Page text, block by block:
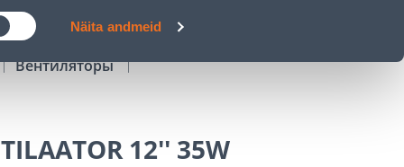
Näita andmeid
Вентиляторы
12'' 35W